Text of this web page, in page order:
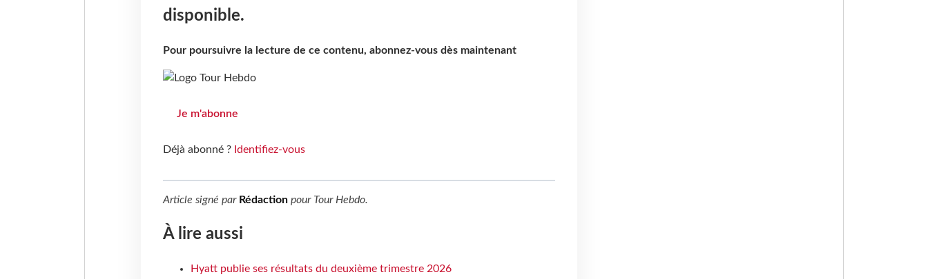
disponible.
Pour poursuivre la lecture de ce contenu, abonnez-vous dès maintenant
Je m'abonne
Déjà abonné ? Identifiez-vous
Article signé par Rédactionpour Tour Hebdo.
À lire aussi
Hyatt publie ses résultats du deuxième trimestre 2026